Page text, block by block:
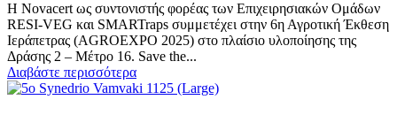
Η Novacert ως συντονιστής φορέας των Επιχειρησιακών Ομάδων
RESI-VEG και SMARTraps συμμετέχει στην 6η Αγροτική Έκθεση
Ιεράπετρας (AGROEXPO 2025) στο πλαίσιο υλοποίησης της
Δράσης 2 – Μέτρο 16. Save the...
Διαβάστε περισσότερα